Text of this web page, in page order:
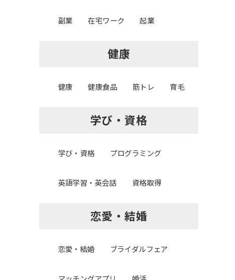
副業 在宅ワーク 起業
健康
健康 健康食品 筋トレ 育毛
学び・資格
学び・資格 プログラミング
英語学習・英会話 資格取得
恋愛・結婚
恋愛・結婚 ブライダルフェア